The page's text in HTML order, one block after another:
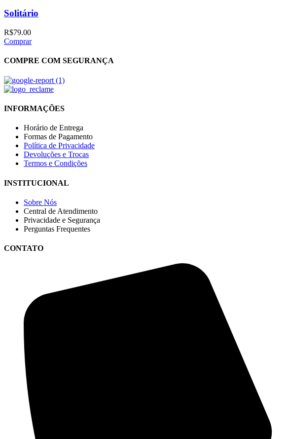
Solitário
R$79.00
Comprar
COMPRE COM SEGURANÇA
INFORMAÇÕES
Horário de Entrega
Formas de Pagamento
Política de Privacidade
Devoluções e Trocas
Termos e Condições
INSTITUCIONAL
Sobre Nós
Central de Atendimento
Privacidade e Segurança
Perguntas Frequentes
CONTATO